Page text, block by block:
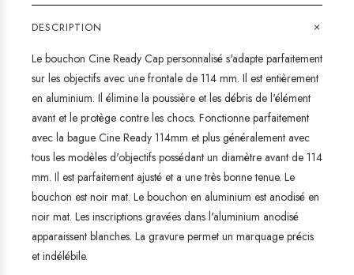
DESCRIPTION +
Le bouchon Cine Ready Cap personnalisé s'adapte parfaitement
sur les objectifs avec une frontale de 114 mm. Il est entièrement
en aluminium. Il élimine la poussière et les débris de l'élément
avant et le protège contre les chocs. Fonctionne parfaitement
avec la bague Cine Ready 114mm et plus généralement avec
tous les modèles d'objectifs possédant un diamètre avant de 114
mm. Il est parfaitement ajusté et a une très bonne tenue. Le
bouchon est noir mat. Le bouchon en aluminium est anodisé en
noir mat. Les inscriptions gravées dans l'aluminium anodisé
apparaissent blanches. La gravure permet un marquage précis
et indélébile.